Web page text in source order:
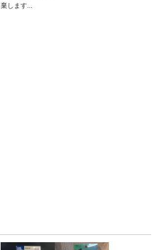
棄します...